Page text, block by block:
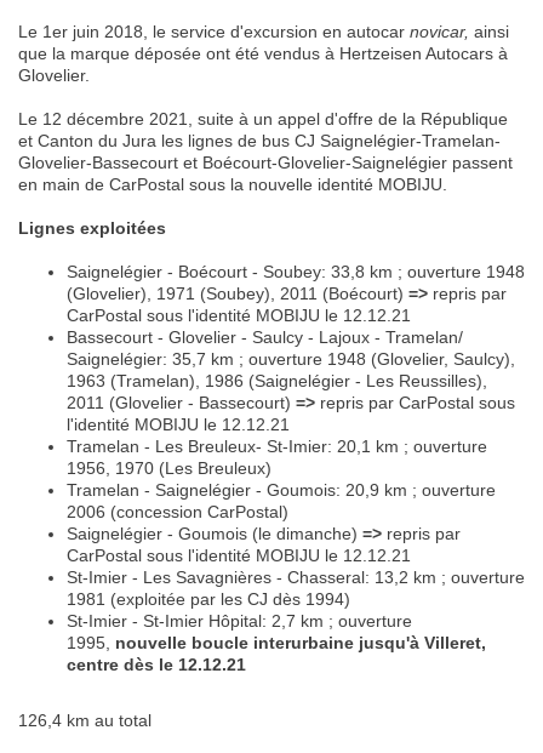
Le 1er juin 2018, le service d'excursion en autocar novicar, ainsi
que la marque déposée ont été vendus à Hertzeisen Autocars à
Glovelier.
Le 12 décembre 2021, suite à un appel d'offre de la République
et Canton du Jura les lignes de bus CJ Saignelégier-Tramelan-
Glovelier-Bassecourt et Boécourt-Glovelier-Saignelégier passent
en main de CarPostal sous la nouvelle identité MOBIJU.
Lignes exploitées
Saignelégier - Boécourt - Soubey: 33,8 km ; ouverture 1948
(Glovelier), 1971 (Soubey), 2011 (Boécourt) => repris par
CarPostal sous l'identité MOBIJU le 12.12.21
Bassecourt - Glovelier - Saulcy - Lajoux - Tramelan/
Saignelégier: 35,7 km ; ouverture 1948 (Glovelier, Saulcy),
1963 (Tramelan), 1986 (Saignelégier - Les Reussilles),
2011 (Glovelier - Bassecourt) => repris par CarPostal sous
l'identité MOBIJU le 12.12.21
Tramelan - Les Breuleux- St-Imier: 20,1 km ; ouverture
1956, 1970 (Les Breuleux)
Tramelan - Saignelégier - Goumois: 20,9 km ; ouverture
2006 (concession CarPostal)
Saignelégier - Goumois (le dimanche) => repris par
CarPostal sous l'identité MOBIJU le 12.12.21
St-Imier - Les Savagnières - Chasseral: 13,2 km ; ouverture
1981 (exploitée par les CJ dès 1994)
St-Imier - St-Imier Hôpital: 2,7 km ; ouverture
1995, nouvelle boucle interurbaine jusqu'à Villeret,
centre dès le 12.12.21
126,4 km au total